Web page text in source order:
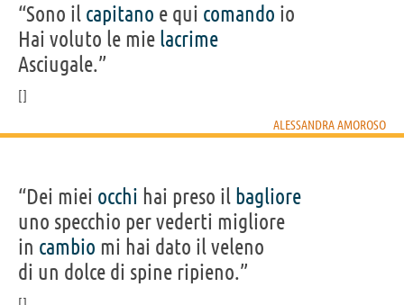
“Sono il capitano e qui comando io
Hai voluto le mie lacrime
Asciugale.”
ALESSANDRA AMOROSO
“Dei miei occhi hai preso il bagliore
uno specchio per vederti migliore
in cambio mi hai dato il veleno
di un dolce di spine ripieno.”